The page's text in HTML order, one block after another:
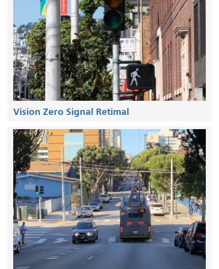
Vision Zero Signal Retimal